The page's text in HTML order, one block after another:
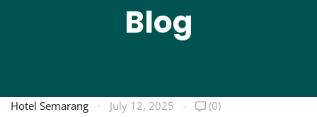
Blog
Hotel Semarang July 12, 2025 (0)